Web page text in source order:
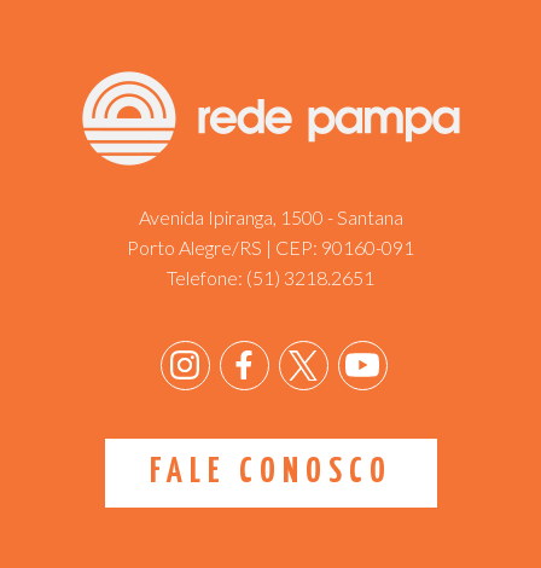
Avenida Ipiranga, 1500 - Santana
Porto Alegre/RS | CEP: 90160-091
Telefone: (51) 3218.2651
FALE CONOSCO